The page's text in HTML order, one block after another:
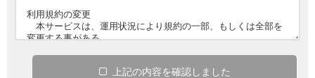
上記の内容を確認しました